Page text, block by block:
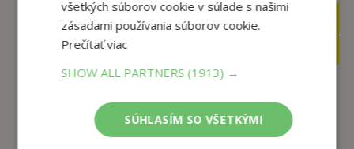
5,90 €
Matematika pre
predškolákov
Jana Klaudová
Maľované čítanie -
Príbehy o zvieratkách
Marie Hamáková
všetkých súborov cookie v súlade s našimi
zásadami používania súborov cookie.
Prečítať viac
SHOW ALL PARTNERS (1913) →
SÚHLASÍM SO VŠETKÝMI